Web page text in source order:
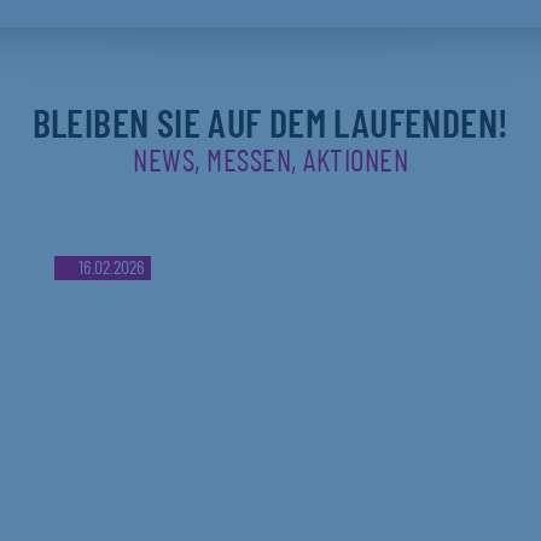
BLEIBEN SIE AUF DEM LAUFENDEN!
NEWS, MESSEN, AKTIONEN
16.02.2026